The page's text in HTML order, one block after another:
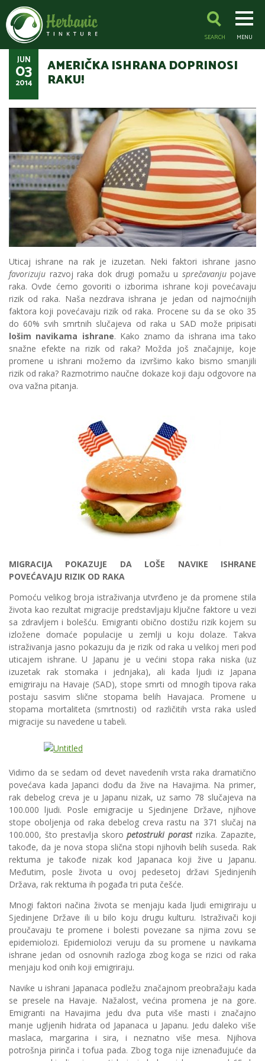
SEARCH MENU
JUN
03
2014
AMERIČKA ISHRANA DOPRINOSI
RAKU!
Uticaj ishrane na rak je izuzetan. Neki faktori ishrane jasno
favorizuju razvoj raka dok drugi pomažu u sprečavanjupojave
raka. Ovde ćemo govoriti o izborima ishrane koji povećavaju
rizik od raka. Naša nezdrava ishrana je jedan od najmoćnijih
faktora koji povećavaju rizik od raka. Procene su da se oko 35
do 60% svih smrtnih slučajeva od raka u SAD može pripisati
lošim navikama ishrane. Kako znamo da ishrana ima tako
snažne efekte na rizik od raka? Možda još značajnije, koje
promene u ishrani možemo da izvršimo kako bismo smanjili
rizik od raka? Razmotrimo naučne dokaze koji daju odgovore na
ova važna pitanja.
MIGRACIJA POKAZUJE DA LOŠE NAVIKE ISHRANE
POVEĆAVAJU RIZIK OD RAKA
Pomoću velikog broja istraživanja utvrđeno je da promene stila
života kao rezultat migracije predstavljaju ključne faktore u vezi
sa zdravljem i bolešću. Emigranti obično dostižu rizik kojem su
izložene domaće populacije u zemlji u koju dolaze. Takva
istraživanja jasno pokazuju da je rizik od raka u velikoj meri pod
uticajem ishrane. U Japanu je u većini stopa raka niska (uz
izuzetak rak stomaka i jednjaka), ali kada ljudi iz Japana
emigriraju na Havaje (SAD), stope smrti od mnogih tipova raka
postaju sasvim slične stopama belih Havajaca. Promene u
stopama mortaliteta (smrtnosti) od različitih vrsta raka usled
migracije su navedene u tabeli.
Vidimo da se sedam od devet navedenih vrsta raka dramatično
povećava kada Japanci dođu da žive na Havajima. Na primer,
rak debelog creva je u Japanu nizak, uz samo 78 slučajeva na
100.000 ljudi. Posle emigracije u Sjedinjene Države, njihove
stope oboljenja od raka debelog creva rastu na 371 slučaj na
100.000, što prestavlja skoropetostruki porastrizika. Zapazite,
takođe, da je nova stopa slična stopi njihovih belih suseda. Rak
rektuma je takođe nizak kod Japanaca koji žive u Japanu.
Međutim, posle života u ovoj pedesetoj državi Sjedinjenih
Država, rak rektuma ih pogađa tri puta češće.
Mnogi faktori načina života se menjaju kada ljudi emigriraju u
Sjedinjene Države ili u bilo koju drugu kulturu. Istraživači koji
proučavaju te promene i bolesti povezane sa njima zovu se
epidemiolozi. Epidemiolozi veruju da su promene u navikama
ishrane jedan od osnovnih razloga zbog koga se rizici od raka
menjaju kod onih koji emigriraju.
Navike u ishrani Japanaca podležu značajnom preobražaju kada
se presele na Havaje. Nažalost, većina promena je na gore.
Emigranti na Havajima jedu dva puta više masti i značajno
manje ugljenih hidrata od Japanaca u Japanu. Jedu daleko više
maslaca, margarina i sira, i neznatno više mesa. Njihova
potrošnja pirinča i tofua pada. Zbog toga nije iznenađujuće da